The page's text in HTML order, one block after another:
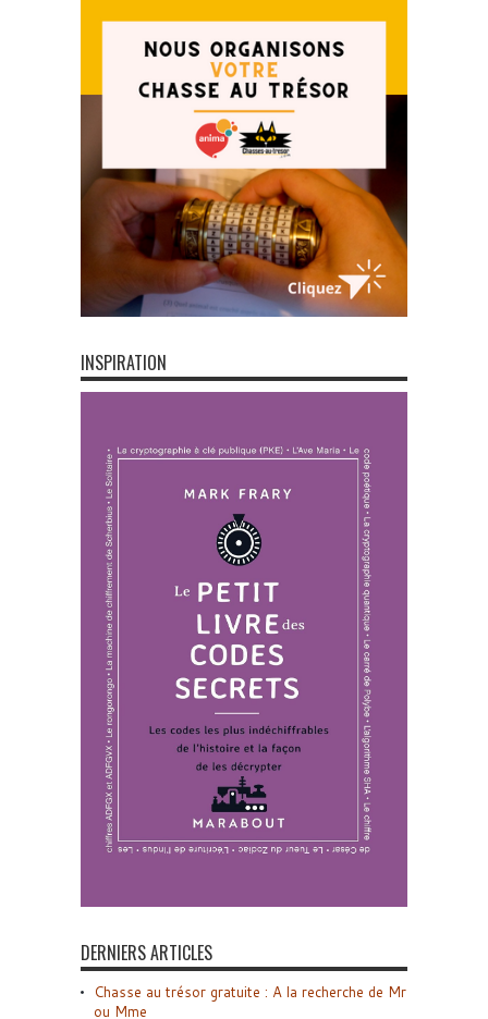
INSPIRATION
DERNIERS ARTICLES
Chasse au trésor gratuite : A la recherche de Mr
ou Mme